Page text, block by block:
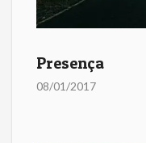
Presença
08/01/2017